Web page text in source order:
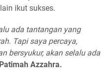
ikut sukses.
ada tantangan yang
Tapi saya percaya,
bersyukur, akan selalu ada
Azzahra.